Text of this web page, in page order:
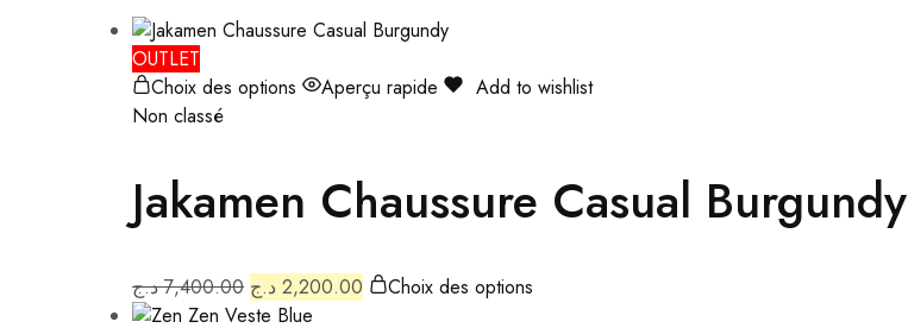
OUTLET
Choix des options
Aperçu rapide
Add to wishlist
Non classé
Jakamen Chaussure Casual Burgundy
7,400.00 د.ج 2,200.00 د.ج Choix des options